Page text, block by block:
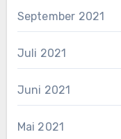
September 2021
Juli 2021
Juni 2021
Mai 2021